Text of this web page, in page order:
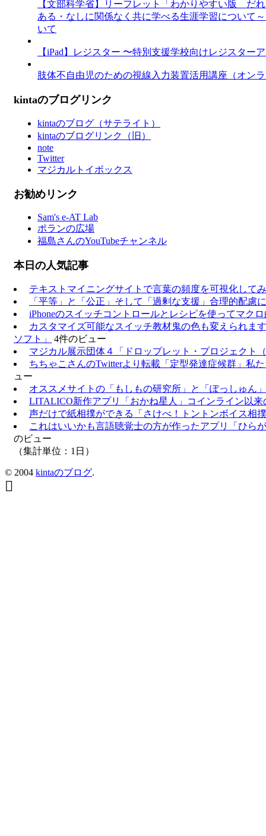
【文部科学省】リーフレット「わかりやすい版 だ
ある・なしに関係なく共に学べる生涯学習について
いて
【iPad】レジスター 〜特別支援学校向けレジスター
肢体不自由児のための視線入力装置活用講座（オン
kintaのブログリンク
kintaのブログ（サテライト）
kintaのブログリンク（旧）
note
Twitter
マジカルトイボックス
お勧めリンク
Sam's e-AT Lab
ポランの広場
福島さんのYouTubeチャンネル
本日の人気記事
テキストマイニングサイトで言葉の頻度を可視化して
「平等」と「公正」そして「過剰な支援」合理的配慮
iPhoneのスイッチコントロールとレシピを使ってマク
カスタマイズ可能なスイッチ教材鬼の色も変えられま
ソフト」
4件のビュー
マジカル展示団体４「ドロップレット・プロジェクト
ちちゃこさんのTwitterより転載「定型発達症候群」私
ュー
オススメサイトの「もしもの研究所」と「ぽっしゅん
LITALICO新作アプリ「おかね星人」コインライン以
声だけで紙相撲ができる「さけべ！トントンボイス相
これはいいかも言語聴覚士の方が作ったアプリ「ひら
のビュー
（集計単位：1日）
© 2004 kintaのブログ.